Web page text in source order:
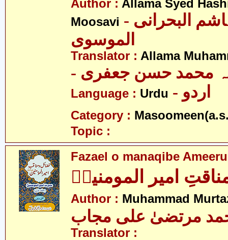
Author : Allama Syed
Moosavi - علامہ سید ہاشم البحرانی
الموسوی
Translator : Allama
محمد حسن جعفری
Language : Urdu - اردو
Category :
Topic :
Fazael o manaqibe
امیر المومنینؑ
Author : Muhammad
مرتضیٰ علی مجاب
Translator :